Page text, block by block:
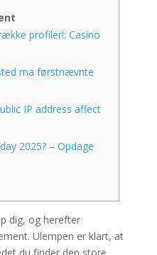
profiler!: Casino
ma førstnævnte
IP address affect
2025? – Opdage
dig, og herefter
Ulempen er klart, at